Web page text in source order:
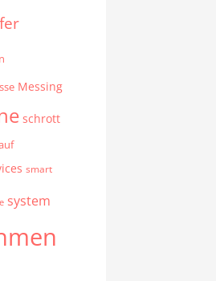
Messing
schrott
smart
system